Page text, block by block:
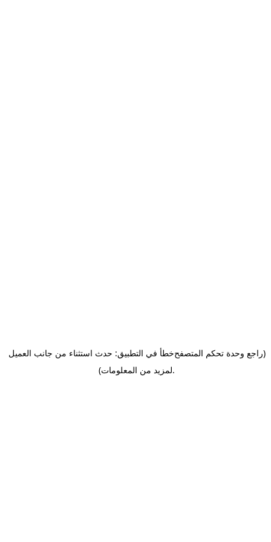
خطأ في التطبيق: حدث استثناء من جانب العميل(راجع وحدة تحكم المتصفح
لمزيد من المعلومات).